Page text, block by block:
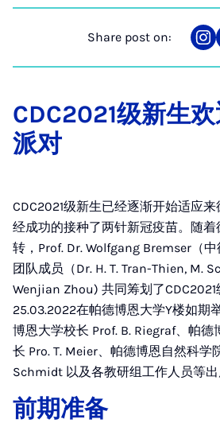
Share post on:
on
CDC2021级新生
派对
CDC2021级新生已经逐渐开始适应
经成功的接种了两针新冠疫苗。随
转，Prof. Dr. Wolfgang Bremser（
团队成员（Dr. H. T. Tran-Thien, M.
Wenjian Zhou) 共同筹划了
25.03.2022在帕德博恩大学Y楼如期
博恩大学校长 Prof. B. Riegraf、帕德
长 Pro. T. Meier、帕德博恩自然科学
Schmidt 以及各教研组工作人员等出
前期准备